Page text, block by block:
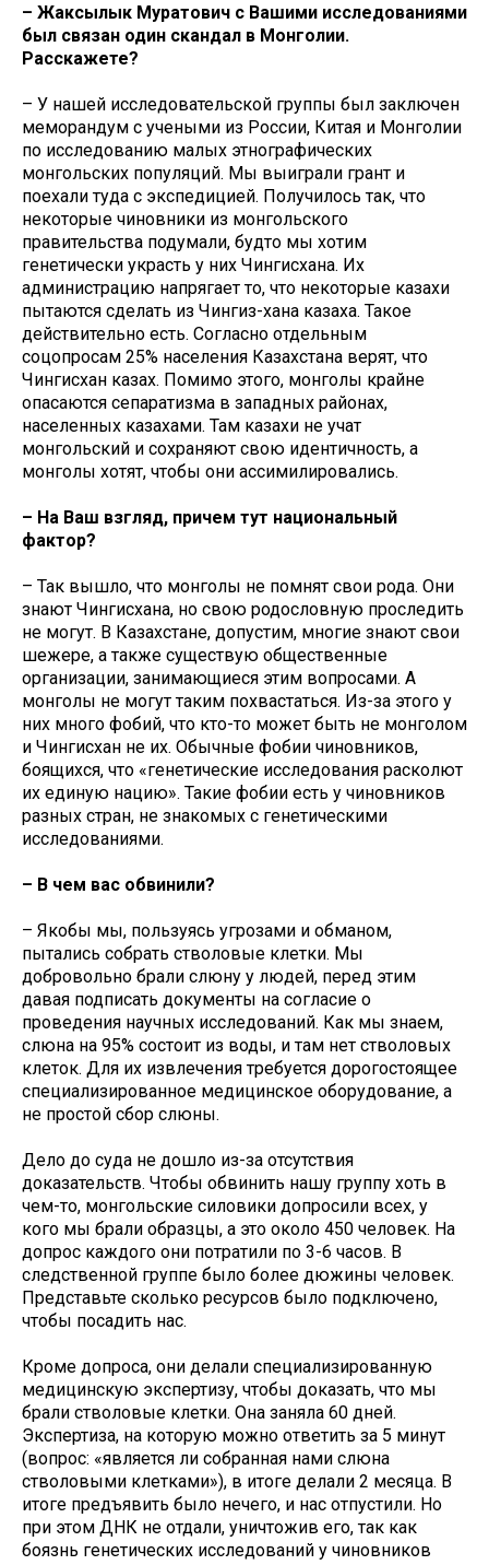
– Жаксылык Муратович с Вашими исследованиями
был связан один скандал в Монголии.
Расскажете?
– У нашей исследовательской группы был заключен
меморандум с учеными из России, Китая и Монголии
по исследованию малых этнографических
монгольских популяций. Мы выиграли грант и
поехали туда с экспедицией. Получилось так, что
некоторые чиновники из монгольского
правительства подумали, будто мы хотим
генетически украсть у них Чингисхана. Их
администрацию напрягает то, что некоторые казахи
пытаются сделать из Чингиз-хана казаха. Такое
действительно есть. Согласно отдельным
соцопросам 25% населения Казахстана верят, что
Чингисхан казах. Помимо этого, монголы крайне
опасаются сепаратизма в западных районах,
населенных казахами. Там казахи не учат
монгольский и сохраняют свою идентичность, а
монголы хотят, чтобы они ассимилировались.
– На Ваш взгляд, причем тут национальный
фактор?
– Так вышло, что монголы не помнят свои рода. Они
знают Чингисхана, но свою родословную проследить
не могут. В Казахстане, допустим, многие знают свои
шежере, а также существую общественные
организации, занимающиеся этим вопросами. А
монголы не могут таким похвастаться. Из-за этого у
них много фобий, что кто-то может быть не монголом
и Чингисхан не их. Обычные фобии чиновников,
боящихся, что «генетические исследования расколют
их единую нацию». Такие фобии есть у чиновников
разных стран, не знакомых с генетическими
исследованиями.
– В чем вас обвинили?
– Якобы мы, пользуясь угрозами и обманом,
пытались собрать стволовые клетки. Мы
добровольно брали слюну у людей, перед этим
давая подписать документы на согласие о
проведения научных исследований. Как мы знаем,
слюна на 95% состоит из воды, и там нет стволовых
клеток. Для их извлечения требуется дорогостоящее
специализированное медицинское оборудование, а
не простой сбор слюны.
Дело до суда не дошло из-за отсутствия
доказательств. Чтобы обвинить нашу группу хоть в
чем-то, монгольские силовики допросили всех, у
кого мы брали образцы, а это около 450 человек. На
допрос каждого они потратили по 3-6 часов. В
следственной группе было более дюжины человек.
Представьте сколько ресурсов было подключено,
чтобы посадить нас.
Кроме допроса, они делали специализированную
медицинскую экспертизу, чтобы доказать, что мы
брали стволовые клетки. Она заняла 60 дней.
Экспертиза, на которую можно ответить за 5 минут
(вопрос: «является ли собранная нами слюна
стволовыми клетками»), в итоге делали 2 месяца. В
итоге предъявить было нечего, и нас отпустили. Но
при этом ДНК не отдали, уничтожив его, так как
боязнь генетических исследований у чиновников